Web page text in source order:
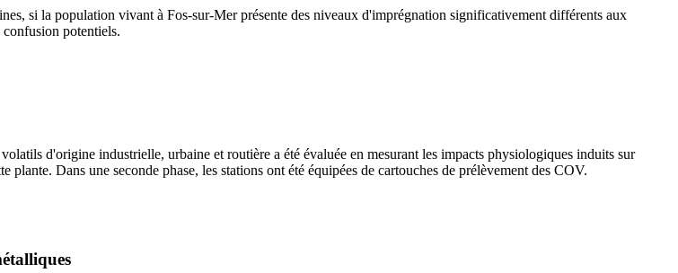
si la population vivant à Fos-sur-Mer présente des niveaux d'imprégnation significativement différents aux
potentiels.
d'origine industrielle, urbaine et routière a été évaluée en mesurant les impacts physiologiques induits sur
Dans une seconde phase, les stations ont été équipées de cartouches de prélèvement des COV.